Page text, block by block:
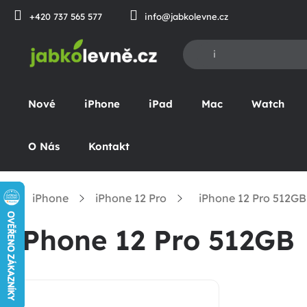
Přejít
+420 737 565 577 info@jabkolevne.cz
Nové iPhone iPad Mac Watch
O Nás Kontakt
Domů iPhone iPhone 12 Pro iPhone 12 Pro 512GB
iPhone 12 Pro 512GB
P